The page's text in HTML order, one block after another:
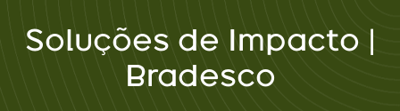
Soluções de Impacto |
Bradesco